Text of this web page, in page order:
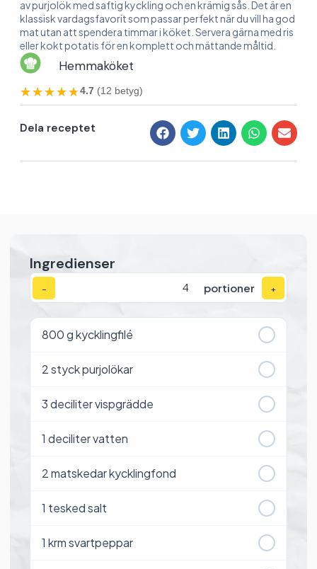
av purjolök med saftig kyckling och en krämig sås. Det är en
klassisk vardagsfavorit som passar perfekt när du vill ha god
mat utan att spendera timmar i köket. Servera gärna med ris
eller kokt potatis för en komplett och mättande måltid.
Hemmaköket
★★★★★
★★★★★4.7 (12 betyg)
Dela receptet
Ingredienser
− portioner +
800g kycklingfilé
2styck purjolökar
3deciliter vispgrädde
1 deciliter vatten
2matskedar kycklingfond
1 tesked salt
1 krm svartpeppar